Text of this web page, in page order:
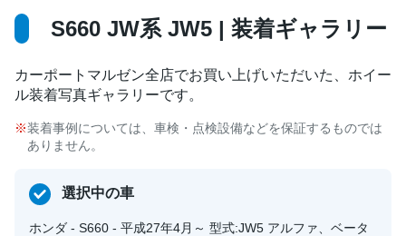
S660 JW系 JW5 | 装着ギャラリー
カーポートマルゼン全店でお買い上げいただいた、ホイー
ル装着写真ギャラリーです。
装着事例については、車検・点検設備などを保証するものでは
ありません。
選択中の車
ホンダ - S660 - 平成27年4月～ 型式:JW5 アルファ、ベータ